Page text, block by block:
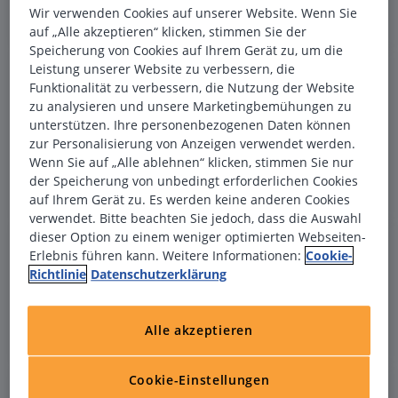
vor einer Stunde
Bürokaufmann (m/w/d) - hybrides
Arbeiten (Remote & Präsenz)
Büroverwaltung
34117Kassel
Homeoffice möglich
vor einer Stunde
Second Level Support (m/w/d)(IT &
IT & Software
76829Landau in der Pfalz
Homeoffice möglich
Fertigungsleiter (m/w/d)(Produktion &
Wir verwenden Cookies auf unserer Website. Wenn Sie
auf „Alle akzeptieren“ klicken, stimmen Sie der
Speicherung von Cookies auf Ihrem Gerät zu, um die
Leistung unserer Website zu verbessern, die
Funktionalität zu verbessern, die Nutzung der Website
zu analysieren und unsere Marketingbemühungen zu
unterstützen. Ihre personenbezogenen Daten können
zur Personalisierung von Anzeigen verwendet werden.
Wenn Sie auf „Alle ablehnen“ klicken, stimmen Sie nur
der Speicherung von unbedingt erforderlichen Cookies
auf Ihrem Gerät zu. Es werden keine anderen Cookies
verwendet. Bitte beachten Sie jedoch, dass die Auswahl
dieser Option zu einem weniger optimierten Webseiten-
Erlebnis führen kann. Weitere Informationen: Cookie-
Richtlinie Datenschutzerklärung
Cookie-Einstellungen
Alle akzeptieren